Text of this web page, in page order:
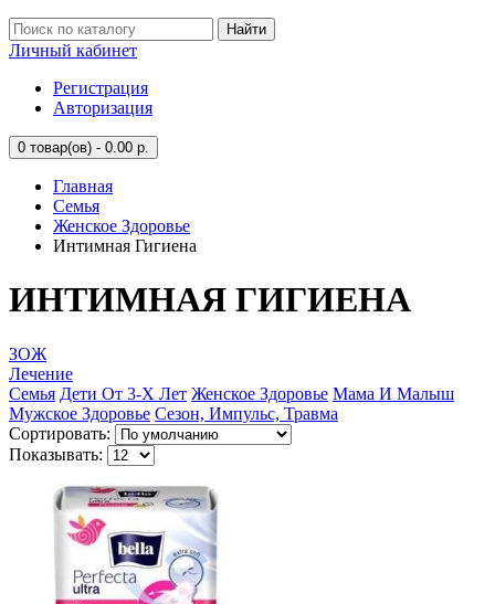
Найти
Личный кабинет
Регистрация
Авторизация
0 товар(ов) - 0.00 р.
Главная
Семья
Женское Здоровье
Интимная Гигиена
ИНТИМНАЯ ГИГИЕНА
ЗОЖ
Лечение
Семья Дети От 3-Х Лет Женское Здоровье Мама И Малыш
Мужское Здоровье Сезон, Импульс, Травма
Сортировать:
Показывать: